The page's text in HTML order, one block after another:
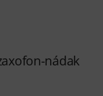
nádak